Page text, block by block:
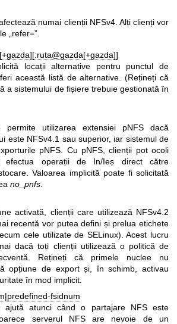
numai clienții NFSv4. Alți clienți vor
„refer=”.
locații alternative pentru punctul de
această listă de alternative. (Rețineți că
a sistemului de fișiere trebuie gestionată în
permite utilizarea extensiei pNFS dacă
este NFSv4.1 sau superior, iar sistemul de
pNFS. Cu pNFS, clienții pot ocoli
operații de In/Ieș direct către
Valoarea implicită poate fi solicitată
no_pnfs.
activată, clienții care utilizează NFSv4.2
recentă vor putea defini și prelua etichete
cele utilizate de SELinux). Acest lucru
dacă toți clienții utilizează o politică de
Rețineți că primele nuclee nu
opțiune de export și, în schimb, activau
în mod implicit.
fsidnum
ajută atunci când o partajare NFS este
serverul NFS are nevoie de un